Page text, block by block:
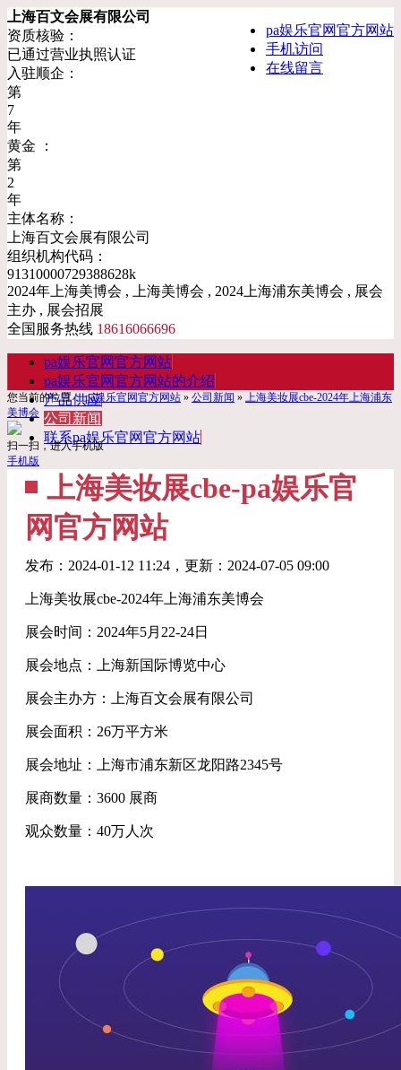
pa娱乐官网官方网站
手机访问
在线留言
上海百文会展有限公司
资质核验：
已通过营业执照认证
入驻顺企：
第
7
年
黄金 ：
第
2
年
主体名称：
上海百文会展有限公司
组织机构代码：
91310000729388628k
2024年上海美博会 , 上海美博会 , 2024上海浦东美博会 , 展会
主办 , 展会招展
全国服务热线 18616066696
pa娱乐官网官方网站
pa娱乐官网官方网站的介绍
产品供应
公司新闻
联系pa娱乐官网官方网站
您当前的位置：pa娱乐官网官方网站 » 公司新闻 » 上海美妆展cbe-2024年上海浦东
美博会
扫一扫，进入手机版
手机版
上海美妆展cbe-pa娱乐官
网官方网站
发布： 2024-01-12 11:24 ，更新： 2024-07-05 09:00
上海美妆展cbe-2024年上海浦东美博会
展会时间：2024年5月22-24日
展会地点：上海新国际博览中心
展会主办方：上海百文会展有限公司
展会面积：26万平方米
展会地址：上海市浦东新区龙阳路2345号
展商数量：3600 展商
观众数量：40万人次